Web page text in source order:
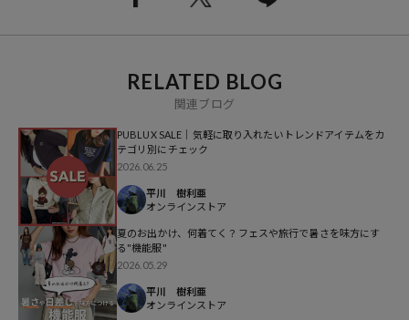
●ガシガシ着込めるタフな質感ながら、軽やかな着心地で春先から夏
●程よいルーズ感のあるシルエットが、こなれ感とリラックス感を演
問わずユニセックスで楽しめる1着。
【「暑い」を通り越して「痛い」と感じる日本の夏を快適にする、次
世代のハイテク素材「Raylock®（レイロック）」を採用。】
接触冷感、吸水速乾、UVカット、遮熱効果の4つの機能を備え、衣服
内の温度上昇を抑えて強烈な日差しから肌を守ります。見た目は上品
な綿ライクでありながら、スポーツウェア級の機能性で真夏でも涼や
かで快適な着心地をキープします。
RELATED BLOG
関連ブログ
PUBLUX SALE｜気軽に取り入れたいトレンドアイテムをカ
テゴリ別にチェック
2026.06.25
平川 樹利亜
オンラインストア
夏のお出かけ、何着てく？フェスや旅行で暑さを味方にす
る"機能服"
2026.05.29
平川 樹利亜
オンラインストア